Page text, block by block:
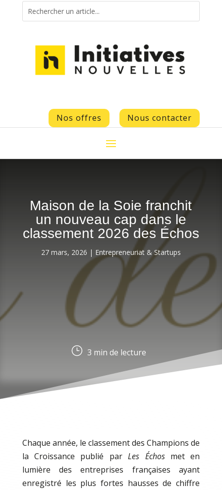
Nos offres Nous contacter
Maison de la Soie franchit
un nouveau cap dans le
classement 2026 des Échos
27 mars, 2026 | Entrepreneuriat & Startups
} 3 min de lecture
Chaque année, le classement des Champions de
la Croissance publié parLes Échosmet en
lumière des entreprises françaises ayant
enregistré les plus fortes hausses de chiffre